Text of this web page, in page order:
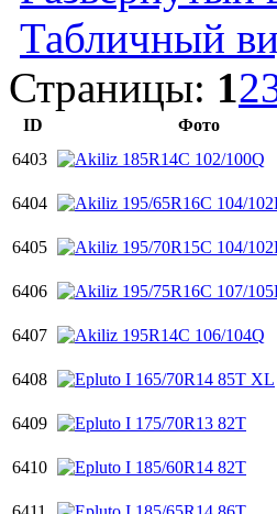
Табличный
Страницы: 12
ID Фото
6403
6404
6405
6406
6407
6408
6409
6410